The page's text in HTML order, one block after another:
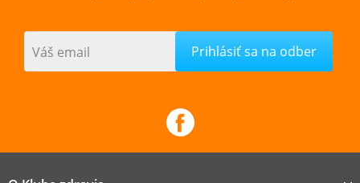
Váš email